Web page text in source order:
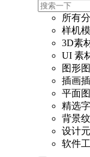
所有
样机
3D素
UI 素
图形
插画
平面
精选
背景
设计
软件